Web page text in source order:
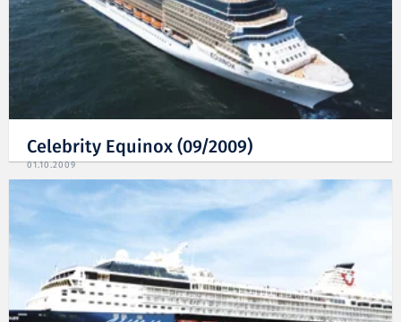
Celebrity Equinox (09/2009)
01.10.2009